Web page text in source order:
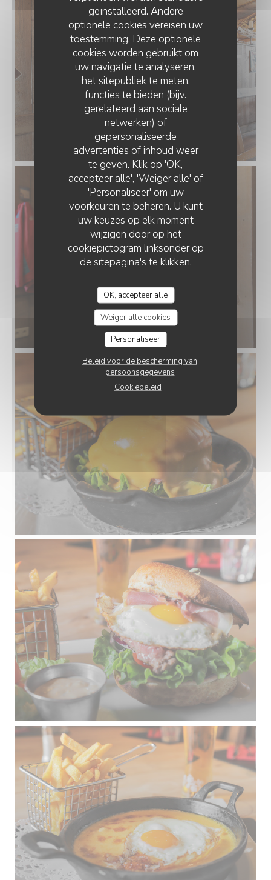
geïnstalleerd. Andere
optionele cookies vereisen uw
toestemming. Deze optionele
cookies worden gebruikt om
uw navigatie te analyseren,
het sitepubliek te meten,
functies te bieden (bijv.
gerelateerd aan sociale
netwerken) of
gepersonaliseerde
advertenties of inhoud weer
te geven. Klik op 'OK,
accepteer alle', 'Weiger alle' of
'Personaliseer' om uw
voorkeuren te beheren. U kunt
uw keuzes op elk moment
wijzigen door op het
cookiepictogram linksonder op
de sitepagina's te klikken.
OK, accepteer alle
Weiger alle cookies
Personaliseer
Beleid voor de bescherming van
persoonsgegevens
Cookiebeleid